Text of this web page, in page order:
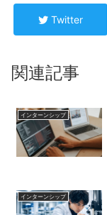
Twitter
関連記事
インターンシップ
インターンシップ